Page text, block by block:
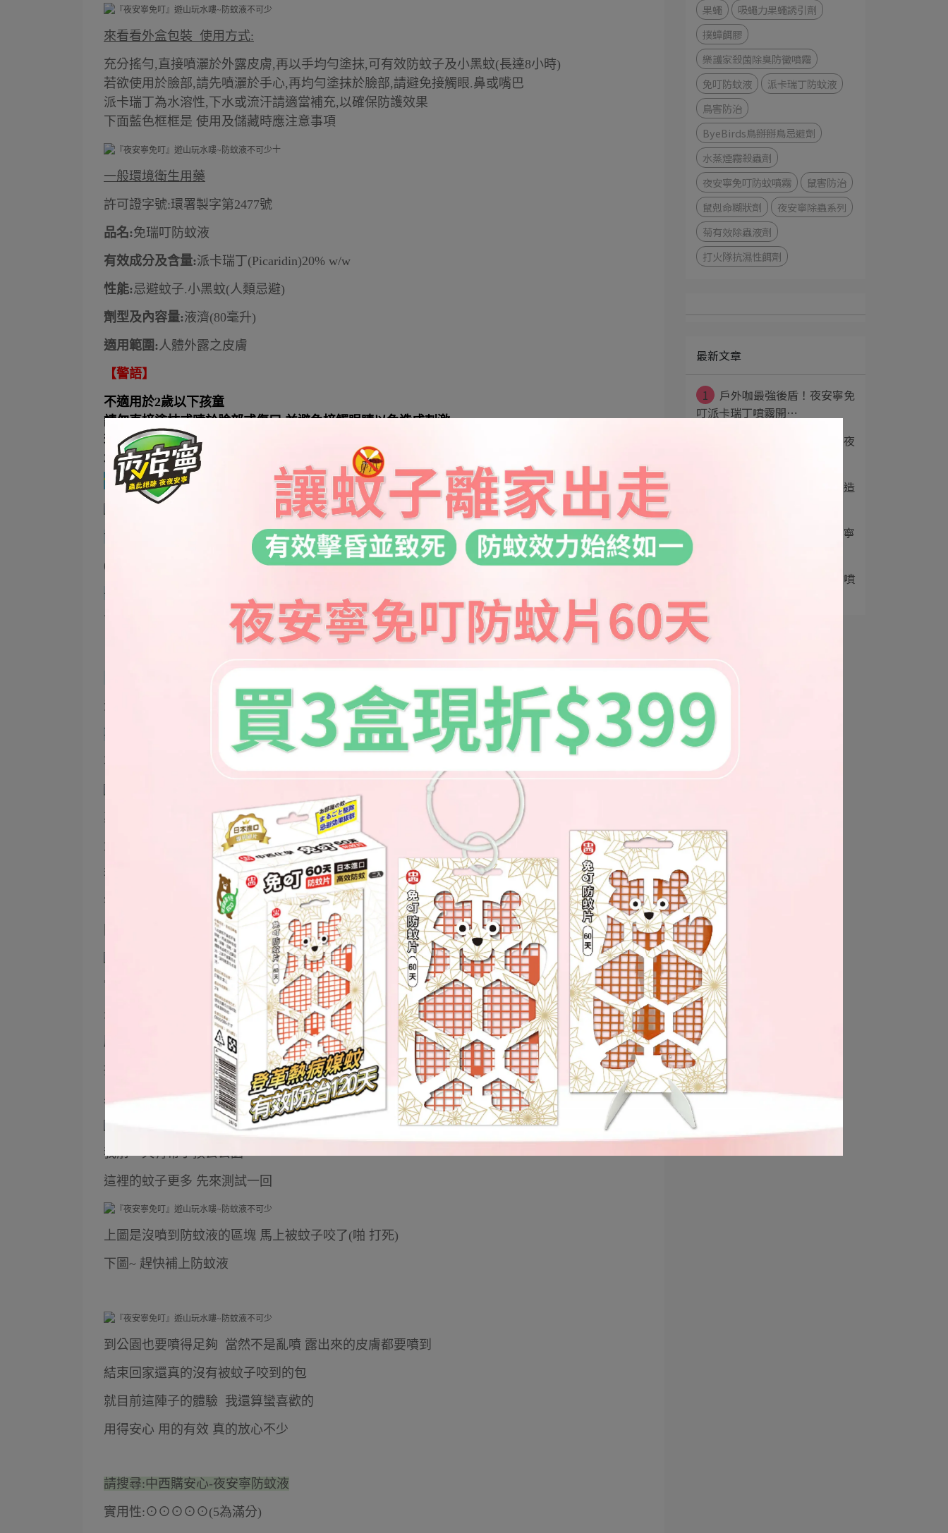
來看看外盒包裝 使用方式:
充分搖勻,直接噴灑於外露皮膚,再以手均勻塗抹,可有效防蚊子及小黑蚊(長達8小時)
若欲使用於臉部,請先噴灑於手心,再均勻塗抹於臉部,請避免接觸眼.鼻或嘴巴
派卡瑞丁為水溶性,下水或流汗請適當補充,以確保防護效果
下面藍色框框是 使用及儲藏時應注意事項
十
一般環境衛生用藥
許可證字號:環署製字第2477號
品名:免瑞叮防蚊液
有效成分及含量:派卡瑞丁(Picaridin)20% w/w
性能:忌避蚊子.小黑蚊(人類忌避)
劑型及內容量:液濟(80毫升)
適用範圍: 人體外露之皮膚
【警語】
不適用於2歲以下孩童
請勿直接塗抹或噴於臉部或傷口,並避免接觸眼睛以免造成刺激
若有過敏現象請立即停止使用
​​​​​​本產品含Linalool(CAS No.70-70-6)香料成分
使用前先看標示
世衛組織 公認有效
(Picaridin)派卡瑞丁20%
長效防蚊 杜絕病媒傳染
可預防小黑蚊.登革熱.日本腦炎.茲卡病媒蚊
台灣獨家配方 親膚不黏膩
派卡瑞丁水溶性成分.清爽不黏膚(流汗或肌膚碰水候補噴,方可持續防蚊)
不含刺激成分
不含樟腦.色素...等化學添加物,孕婦及2歲以上孩童可用
其實打了這麼多外盒的資訊
大家最想知道的還是我的使用後心得
我這就來告訴你們親身體驗
答案是~~ 被蚊子偷襲的狀態 明顯下降唷
因為我在玩水的關係 所以要一直去補充噴霧
當然不只噴自己 連小孩的全身都噴上防蚊液
先說 我家小兒子到現在4歲多~還是會因為蚊子叮咬後特別腫大
腫到都要給他喝藥水消腫...
接著很明顯當天結束玩水回到家~
身上沒有去溪邊被蚊子叮咬痕跡
我前一天有帶小孩去公園
這裡的蚊子更多 先來測試一回
上圖是沒噴到防蚊液的區塊 馬上被蚊子咬了(啪 打死)
下圖~ 趕快補上防蚊液
到公園也要噴得足夠 當然不是亂噴 露出來的皮膚都要噴到
結束回家還真的沒有被蚊子咬到的包
就目前這陣子的體驗 我還算蠻喜歡的
用得安心 用的有效 真的放心不少
請搜尋:中西購安心-夜安寧防蚊液
實用性:⊙⊙⊙⊙⊙(5為滿分)
果蠅
吸蠅力果蠅誘引劑
撲蟑餌膠
樂護家殺菌除臭防黴噴霧
免叮防蚊液
派卡瑞丁防蚊液
鳥害防治
ByeBirds鳥掰掰鳥忌避劑
水蒸煙霧殺蟲劑
夜安寧免叮防蚊噴霧
鼠害防治
鼠剋命糊狀劑
夜安寧除蟲系列
菊有效除蟲液劑
打火隊抗濕性餌劑
最新文章
1
戶外咖最強後盾！夜安寧免
叮派卡瑞丁噴霧開⋯
育兒神物推薦｜中西化學夜
居家除蟲推薦使用台灣製造
無煙無臭居家除蟲│夜安寧
夜安寧免叮派卡瑞丁防蚊噴